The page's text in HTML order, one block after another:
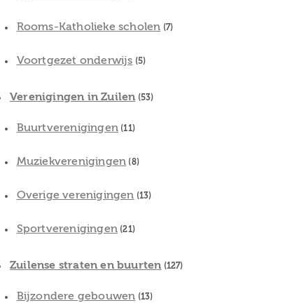
Rooms-Katholieke scholen (7)
Voortgezet onderwijs (5)
Verenigingen in Zuilen (53)
Buurtverenigingen (11)
Muziekverenigingen (8)
Overige verenigingen (13)
Sportverenigingen (21)
Zuilense straten en buurten (127)
Bijzondere gebouwen (13)